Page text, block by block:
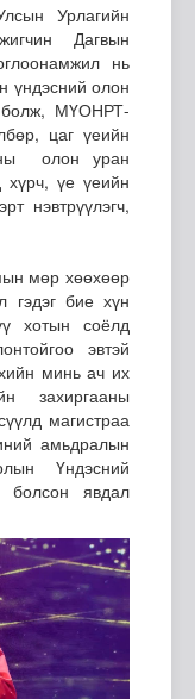
Урлагийн
Дагвын
нь
үндэсний олон
болж, МҮОНРТ-
цаг үеийн
олон уран
хүрч, үе үеийн
нэвтрүүлэгч,
мөр хөөхөөр
гэдэг бие хүн
хотынсоёлд
эвтэй
минь ач их
захиргааны
магистраа
амьдралын
Үндэсний
болсон явдал